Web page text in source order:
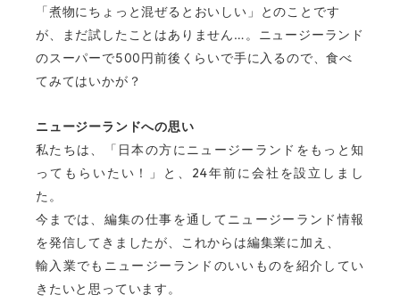
「煮物にちょっと混ぜるとおいしい」とのことです
が、まだ試したことはありません…。ニュージーランド
のスーパーで500円前後くらいで手に入るので、食べ
てみてはいかが？
ニュージーランドへの思い
私たちは、「日本の方にニュージーランドをもっと知
ってもらいたい！」と、 24年前に会社を設立しまし
た。
今までは、編集の仕事を通してニュージーランド情報
を発信してきましたが、これからは編集業に加え、
輸入業でもニュージーランドのいいものを紹介してい
きたいと思っています。